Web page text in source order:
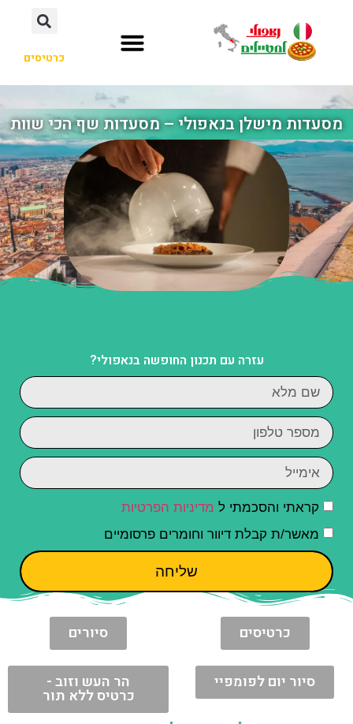
כרטיסים
מסעדות מישלן בנאפולי – מסעדות שף הכי שוות
עזרה עם תכנון החופשה בנאפולי?
קראתי והסכמתי ל מדיניות הפרטיות
מאשר/ת קבלת דיוור וחומרים פרסומיים
שליחה
כרטיסים סיורים
סיור יום לפומפיי הר העש וזוב -
כרטיס ללא תור